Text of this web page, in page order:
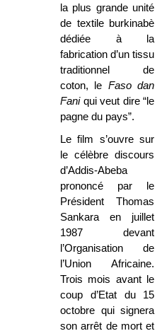
la plus grande unité
de textile burkinabè
dédiée à la
fabrication d’un tissu
traditionnel de
coton, le Faso dan
Faniqui veut dire “le
pagne du pays”.
Le film s’ouvre sur
le célèbre discours
d’Addis-Abeba
prononcé par le
Président Thomas
Sankara en juillet
1987 devant
l’Organisation de
l’Union Africaine.
Trois mois avant le
coup d’Etat du 15
octobre qui signera
son arrêt de mort et